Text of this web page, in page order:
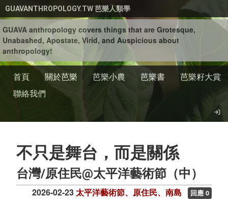
移至主內容
GUAVANTHROPOLOGY.TW 芭樂人類學
GUAVA anthropology covers things that are Grotesque,
Unabashed, Apostate, Virid, and Auspicious about
anthropology!
首頁 關於芭樂 芭樂小農 芭樂書
芭樂籽大賞
聯絡我們
不只是舞台，而是關係
台灣/原住民@太平洋藝術節（中）
2026-02-23 太平洋藝術節、原住民、南島 回應 0